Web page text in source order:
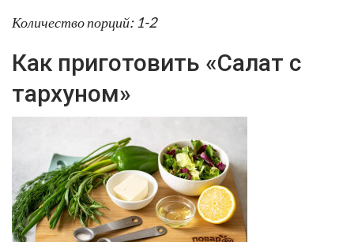
Количество порций: 1-2
Как приготовить «Салат с
тархуном»